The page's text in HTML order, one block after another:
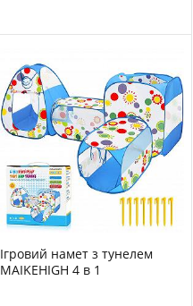
Ігровий намет з тунелем
MAIKEHIGH 4 в 1